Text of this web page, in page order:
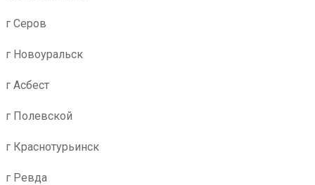
г Серов
г Новоуральск
г Асбест
г Полевской
г Краснотурьинск
г Ревда